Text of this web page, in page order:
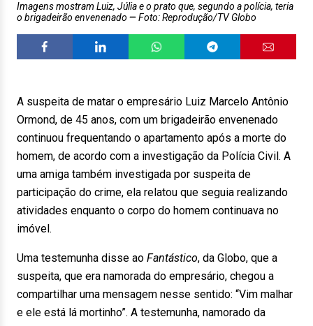
Imagens mostram Luiz, Júlia e o prato que, segundo a polícia, teria
o brigadeirão envenenado
Foto: Reprodução/TV Globo
A suspeita de matar o empresário Luiz Marcelo Antônio
Ormond, de 45 anos, com um brigadeirão envenenado
continuou frequentando o apartamento após a morte do
homem, de acordo com a investigação da Polícia Civil. A
uma amiga também investigada por suspeita de
participação do crime, ela relatou que seguia realizando
atividades enquanto o corpo do homem continuava no
imóvel.
Uma testemunha disse ao Fantástico, da Globo, que a
suspeita, que era namorada do empresário, chegou a
compartilhar uma mensagem nesse sentido: “Vim malhar
e ele está lá mortinho”. A testemunha, namorado da